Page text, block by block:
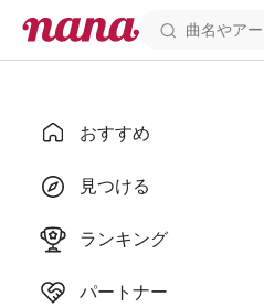
おすすめ
見つける
ランキング
パートナー